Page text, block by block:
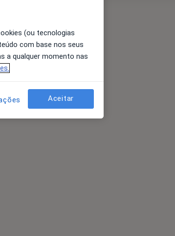
(ou tecnologias
com base nos seus
a qualquer momento nas
Aceitar